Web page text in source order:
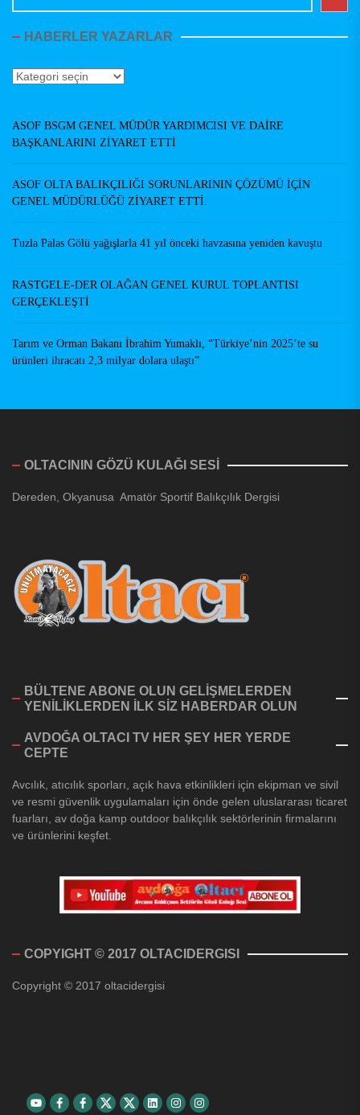
HABERLER YAZARLAR
Haberler
ASOF BSGM GENEL MÜDÜR YARDIMCISI VE DAİRE
BAŞKANLARINI ZİYARET ETTİ
ASOF OLTA BALIKÇILIĞI SORUNLARININ ÇÖZÜMÜ İÇİN
GENEL MÜDÜRLÜĞÜ ZİYARET ETTİ.
Tuzla Palas Gölü yağışlarla 41 yıl önceki havzasına yeniden kavuştu
RASTGELE-DER OLAĞAN GENEL KURUL TOPLANTISI
GERÇEKLEŞTİ
Tarım ve Orman Bakanı İbrahim Yumaklı, “Türkiye’nin 2025’te su
ürünleri ihracatı 2,3 milyar dolara ulaştı”
OLTACININ GÖZÜ KULAĞI SESİ
Dereden, Okyanusa Amatör Sportif Balıkçılık Dergisi
BÜLTENE ABONE OLUN GELİŞMELERDEN
YENİLİKLERDEN İLK SİZ HABERDAR OLUN
AVDOĞA OLTACI TV HER ŞEY HER YERDE
CEPTE
Avcılık, atıcılık sporları, açık hava etkinlikleri için ekipman ve sivil
ve resmi güvenlik uygulamaları için önde gelen uluslararası ticaret
fuarları, av doğa kamp outdoor balıkçılık sektörlerinin firmalarını
ve ürünlerini keşfet.
COPYIGHT © 2017 OLTACIDERGISI
Copyright © 2017 oltacidergisi
YoutubeFacebook
Facebook
TwitterTwitterLinkedinInstagramInstagram